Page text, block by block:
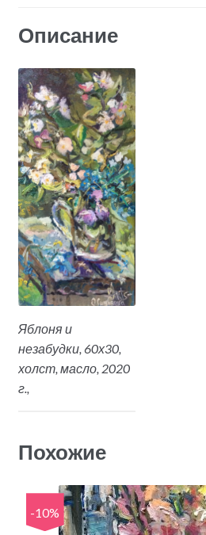
Описание
Яблоня и
незабудки, 60х30,
холст, масло, 2020
г.,
Похожие
-10%